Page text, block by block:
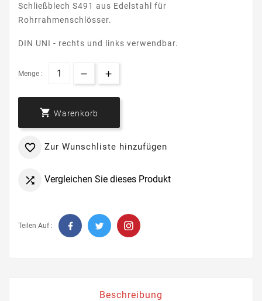
Schließblech S491 aus Edelstahl für
Rohrrahmenschlösser.
DIN UNI - rechts und links verwendbar.
Menge :
 Warenkorb
 Zur Wunschliste hinzufügen
 Vergleichen Sie dieses Produkt
Teilen Auf :
Beschreibung